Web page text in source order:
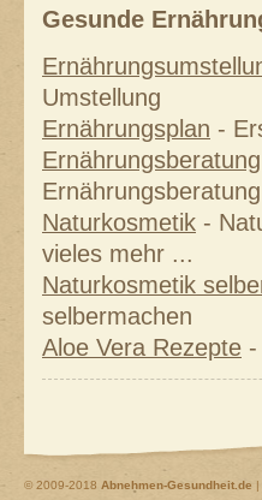
Gesunde
Umstellung
Ernährungsplan -
Ernährungsberatung
Ernährungsberatung
Naturkosmetik -
vieles mehr ...
Naturkosmetik
selbermachen
Aloe Vera Rezepte
© 2009-2018 Abnehmen-Gesundheit.de |